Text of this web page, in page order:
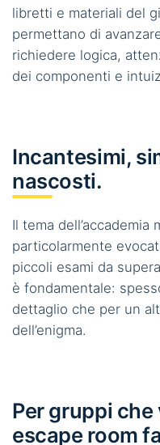
libretti e materiali del
permettano di
richiedere logica,
dei componenti e
Incantesimi,
nascosti.
Il tema dell’accademia
particolarmente
piccoli esami da
è fondamentale:
dettaglio che per un
dell’enigma.
Per gruppi
escape room